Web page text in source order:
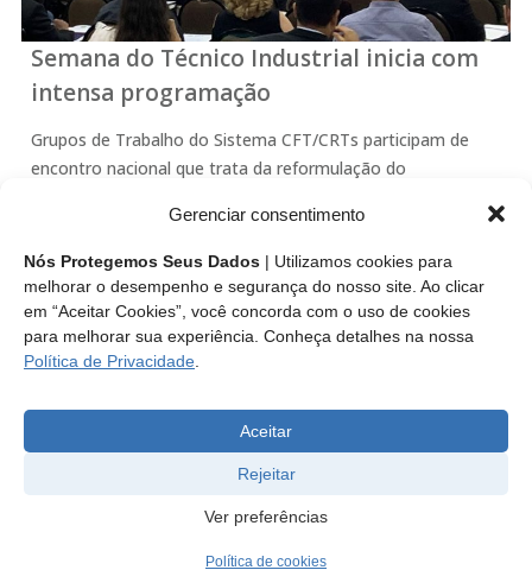
Gerenciar consentimento
Nós Protegemos Seus Dados | Utilizamos cookies para
melhorar o desempenho e segurança do nosso site. Ao clicar
em “Aceitar Cookies”, você concorda com o uso de cookies
para melhorar sua experiência. Conheça detalhes na nossa
Política de Privacidade
Aceitar
Rejeitar
Ver preferências
Política de cookies
Semana do Técnico Industrial inicia com
intensa programação
Grupos de Trabalho do Sistema CFT/CRTs participam de
encontro nacional que trata da reformulação do
Leia mais